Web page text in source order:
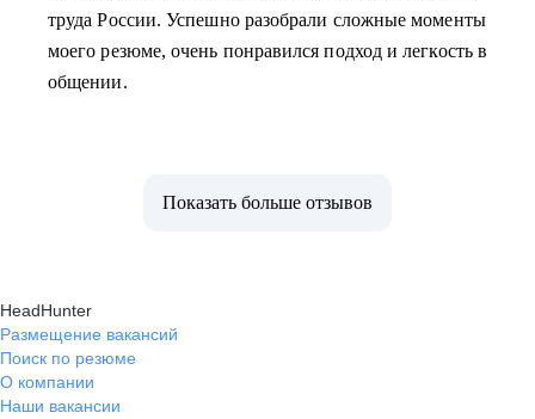
труда России. Успешно разобрали сложные моменты
моего резюме, очень понравился подход и легкость в
общении.
Показать больше отзывов
HeadHunter
Размещение вакансий
Поиск по резюме
О компании
Наши вакансии